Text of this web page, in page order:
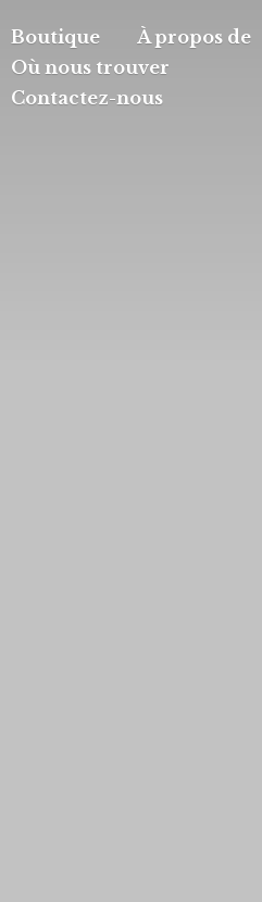
Boutique
À propos de
Où nous trouver
Contactez-nous